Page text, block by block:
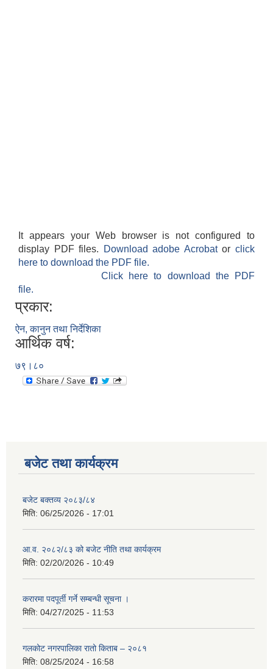
It appears your Web browser is not configured to
display PDF files.
Download adobe Acrobatorclick
here to download the PDF file.
Click here to download the PDF
file.
प्रकार:
ऐन, कानुन तथा निर्देशिका
आर्थिक वर्ष:
७९।८०
बजेट तथा कार्यक्रम
बजेट बक्तव्य २०८३/८४
मिति: 06/25/2026 - 17:01
आ.व. २०८२/८३ को बजेट नीति तथा कार्यक्रम
मिति: 02/20/2026 - 10:49
करारमा पदपूर्ती गर्ने सम्बन्धी सूचना ।
मिति: 04/27/2025 - 11:53
गलकोट नगरपालिका रातो किताब – २०८१
मिति: 08/25/2024 - 16:58